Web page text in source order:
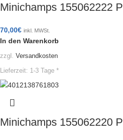
Minichamps 155062222
70,00€ inkl. MWSt.
In den Warenkorb
zzgl. Versandkosten
Lieferzeit: 1-3 Tage *
Minichamps 155062220